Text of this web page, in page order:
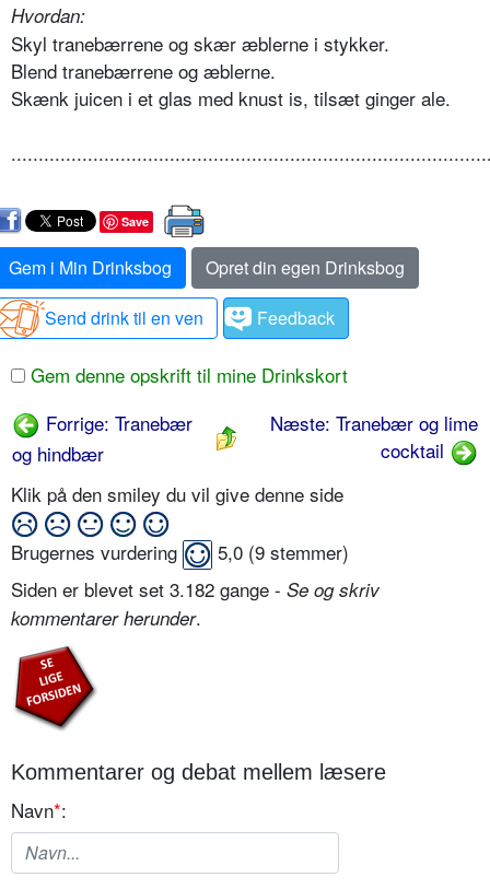
Hvordan:
Skyl tranebærrene og skær æblerne i stykker.
Blend tranebærrene og æblerne.
Skænk juicen i et glas med knust is, tilsæt ginger ale.
Save
Gem i Min Drinksbog
Opret din egen Drinksbog
Send drink til en ven
Feedback
Gem denne opskrift til mine Drinkskort
Forrige: Tranebær
og hindbær
Næste: Tranebær og lime
cocktail
Klik på den smiley du vil give denne side
Brugernes vurdering 5,0 (9 stemmer)
Siden er blevet set 3.182 gange - Se og skriv
kommentarer herunder.
Kommentarer og debat mellem læsere
Navn*: